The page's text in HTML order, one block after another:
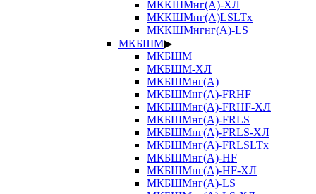
МККШМнг(А)-ХЛ
МККШМнг(А)LSLTx
МККШМнгнг(А)-LS
МКБШМ▶
МКБШМ
МКБШМ-ХЛ
МКБШМнг(А)
МКБШМнг(А)-FRHF
МКБШМнг(А)-FRHF-ХЛ
МКБШМнг(А)-FRLS
МКБШМнг(А)-FRLS-ХЛ
МКБШМнг(А)-FRLSLTx
МКБШМнг(А)-HF
МКБШМнг(А)-HF-ХЛ
МКБШМнг(А)-LS